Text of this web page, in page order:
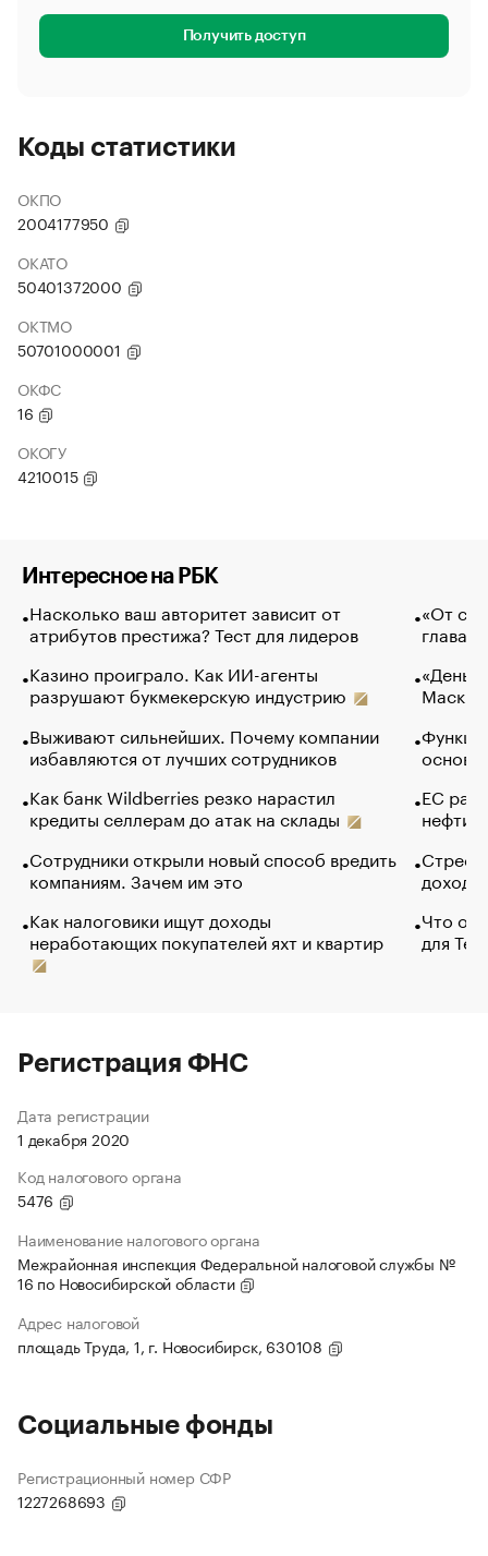
Получить доступ
Коды статистики
ОКПО
2004177950
ОКАТО
50401372000
ОКТМО
50701000001
ОКФС
16
ОКОГУ
4210015
Интересное на РБК
Насколько ваш авторитет зависит от
атрибутов престижа? Тест для лидеров
Казино проиграло. Как ИИ-агенты
разрушают букмекерскую индустрию
Выживают сильнейших. Почему компании
избавляются от лучших сотрудников
Как банк Wildberries резко нарастил
кредиты селлерам до атак на склады
Сотрудники открыли новый способ вредить
компаниям. Зачем им это
Как налоговики ищут доходы
неработающих покупателей яхт и квартир
«От
глава
Маск в
основ
ЕС
нефти
Что
для
Регистрация ФНС
Дата регистрации
1 декабря 2020
Код налогового органа
5476
Наименование налогового органа
Межрайонная инспекция Федеральной налоговой службы №
16 по Новосибирской области
Адрес налоговой
площадь Труда, 1, г. Новосибирск, 630108
Социальные фонды
Регистрационный номер СФР
1227268693